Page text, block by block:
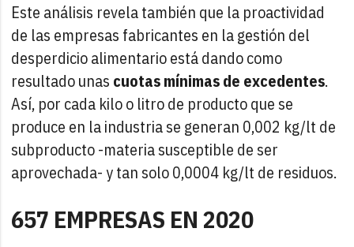
Este análisis revela también que la proactividad
de las empresas fabricantes en la gestión del
desperdicio alimentario está dando como
resultado unas cuotas mínimas de excedentes.
Así, por cada kilo o litro de producto que se
produce en la industria se generan 0,002 kg/lt de
subproducto -materia susceptible de ser
aprovechada- y tan solo 0,0004 kg/lt de residuos.
657 EMPRESAS EN 2020